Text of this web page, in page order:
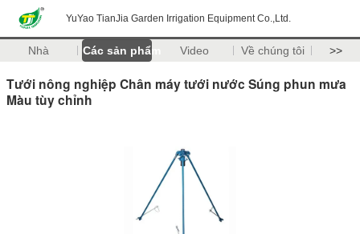
YuYao TianJia Garden Irrigation Equipment Co.,Ltd.
Nhà Các sản phẩm Video Về chúng tôi >>
Tưới nông nghiệp Chân máy tưới nước Súng phun mưa
Màu tùy chỉnh